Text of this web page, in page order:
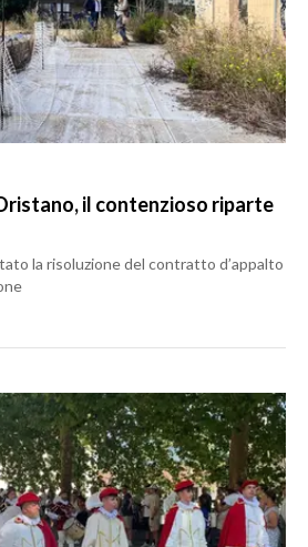
il contenzioso riparte
la risoluzione del contratto d’appalto